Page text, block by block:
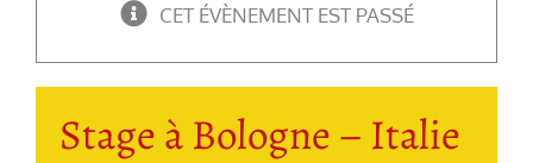
CET ÉVÈNEMENT EST PASSÉ
Stage à Bologne – Italie